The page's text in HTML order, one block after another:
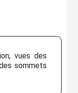
vues des
sommets